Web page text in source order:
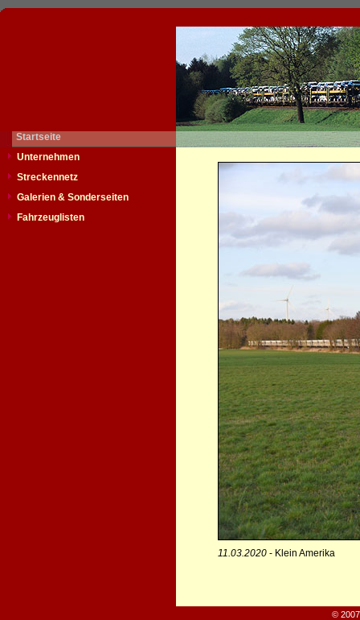
Startseite
Unternehmen
Streckennetz
Galerien & Sonderseiten
Fahrzeuglisten
11.03.2020- Klein Amerika
©